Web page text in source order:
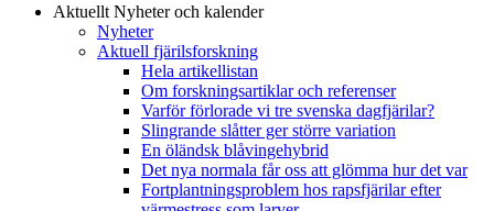
Aktuellt Nyheter och kalender
Nyheter
Aktuell fjärilsforskning
Hela artikellistan
Om forskningsartiklar och referenser
Varför förlorade vi tre svenska dagfjärilar?
Slingrande slåtter ger större variation
En öländsk blåvingehybrid
Det nya normala får oss att glömma hur det var
Fortplantningsproblem hos rapsfjärilar efter